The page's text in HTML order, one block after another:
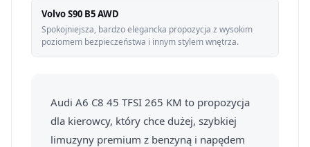
Volvo S90 B5 AWD
Spokojniejsza, bardzo elegancka propozycja z wysokim
poziomem bezpieczeństwa i innym stylem wnętrza.
Audi A6 C8 45 TFSI 265 KM to propozycja
dla kierowcy, który chce dużej, szybkiej
limuzyny premium z benzyną i napędem